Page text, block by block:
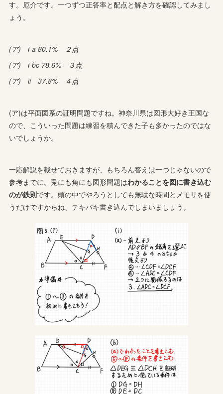
す。厄介です。一つずつ正答率と配点と解き方を確認してみまし
ょう。
(ア) i-a 80.1% ２点
(ア) i-bc 78.6% ３点
(ア) ii 37.8% ４点
(ア)は平面図系の証明問題ですね。神奈川県は図形大好き王国な
ので、こういった問題は練習を積んできた子も多かったのではな
いでしょうか。
一応解説を載せておきますが、もちろん答えは一つじゃないので
参考までに。兎にも角にも図形問題はわかることを図に書き込む
のが鉄則です。頭の中でやろうとしても無駄な時間とメモリを使
うだけですからね、テキパキ書き込んでしまいましょう。